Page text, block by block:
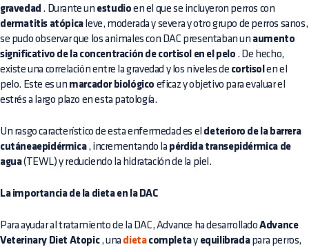
gravedad . Durante un estudio en el que se incluyeron perros con
dermatitis atópicaleve, moderada y severa y otro grupo de perros sanos,
se pudo observar que los animales con DAC presentaban un aumento
significativo de la concentración de cortisol en el pelo . De hecho,
existe una correlación entre la gravedad y los niveles de cortisol en el
pelo. Este es un marcador biológico eficaz y objetivo para evaluar el
estrés a largo plazo en esta patología.
Un rasgo característico de esta enfermedad es el deterioro de la barrera
cutáneaepidérmica, incrementando la pérdida transepidérmica de
agua(TEWL) y reduciendo la hidratación de la piel.
La importancia de la dieta en la DAC
Para ayudar al tratamiento de la DAC, Advance ha desarrolladoAdvance
Veterinary Diet Atopic, una dietacompletay equilibradapara perros,